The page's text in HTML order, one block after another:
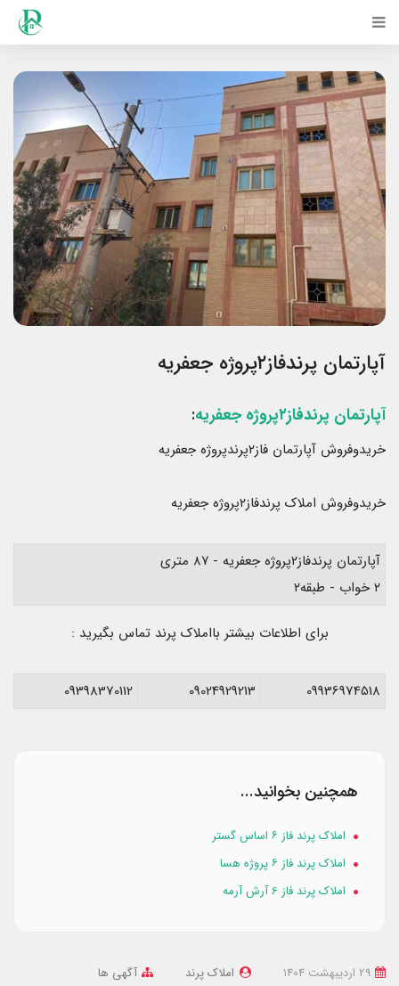
آپارتمان پرندفاز۲پروژه جعفریه
آپارتمان پرندفاز۲پروژه جعفریه :
خریدوفروش آپارتمان فاز۲پرندپروژه جعفریه
خریدوفروش املاک پرندفاز۲پروژه جعفریه
آپارتمان پرندفاز۲پروژه جعفریه - ۸۷ متری
۲ خواب - طبقه۲
برای اطلاعات بیشتر بااملاک پرند تماس بگیرید :
09936974518
09024929213
09398370112
همچنین بخوانید...
املاک پرند فاز ۶ اساس گستر
املاک پرند فاز ۶ پروژه هسا
املاک پرند فاز 6 آرش آرمه
املاک پرند
آگهی ها